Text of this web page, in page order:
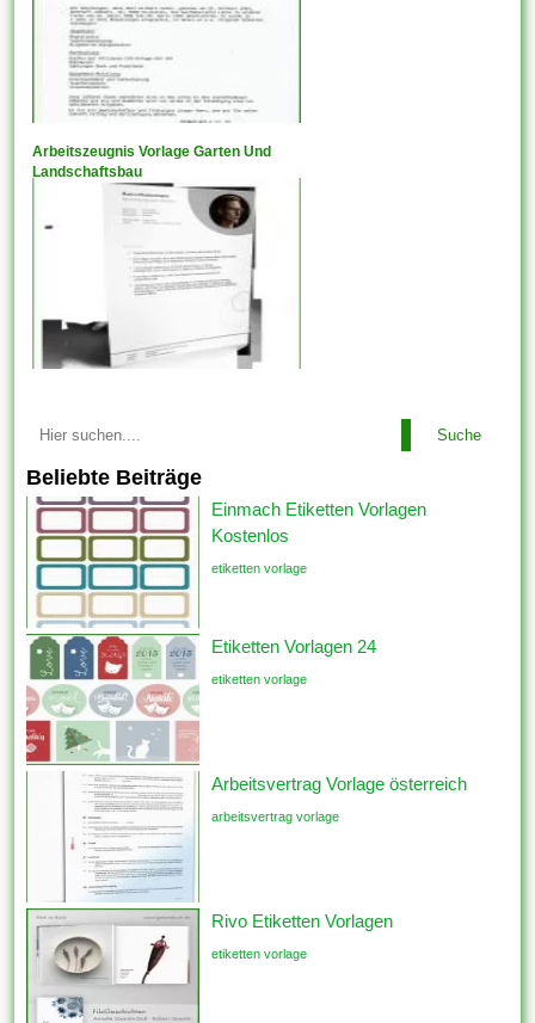
Arbeitszeugnis Vorlage Garten Und
Landschaftsbau
Suche
Beliebte Beiträge
Einmach Etiketten Vorlagen
Kostenlos
etiketten vorlage
Etiketten Vorlagen 24
etiketten vorlage
Arbeitsvertrag Vorlage österreich
arbeitsvertrag vorlage
Rivo Etiketten Vorlagen
etiketten vorlage